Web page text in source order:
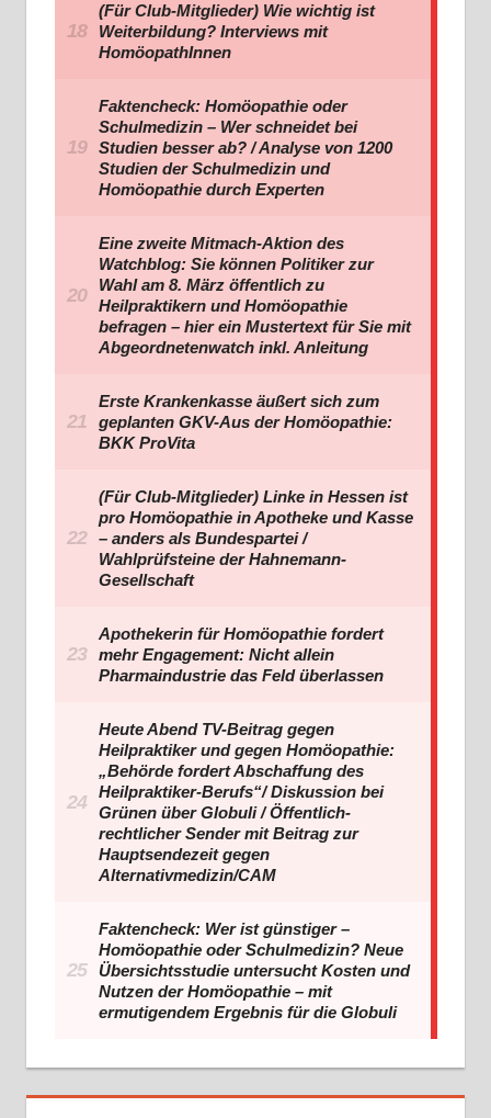
(Für Club-Mitglieder) Wie wichtig ist
Weiterbildung? Interviews mit
HomöopathInnen
Faktencheck: Homöopathie oder
Schulmedizin – Wer schneidet bei
Studien besser ab? / Analyse von 1200
Studien der Schulmedizin und
Homöopathie durch Experten
Eine zweite Mitmach-Aktion des
Watchblog: Sie können Politiker zur
Wahl am 8. März öffentlich zu
Heilpraktikern und Homöopathie
befragen – hier ein Mustertext für Sie mit
Abgeordnetenwatch inkl. Anleitung
Erste Krankenkasse äußert sich zum
geplanten GKV-Aus der Homöopathie:
BKK ProVita
(Für Club-Mitglieder) Linke in Hessen ist
pro Homöopathie in Apotheke und Kasse
– anders als Bundespartei /
Wahlprüfsteine der Hahnemann-
Gesellschaft
Apothekerin für Homöopathie fordert
mehr Engagement: Nicht allein
Pharmaindustrie das Feld überlassen
Heute Abend TV-Beitrag gegen
Heilpraktiker und gegen Homöopathie:
„Behörde fordert Abschaffung des
Heilpraktiker-Berufs“/ Diskussion bei
Grünen über Globuli / Öffentlich-
rechtlicher Sender mit Beitrag zur
Hauptsendezeit gegen
Alternativmedizin/CAM
Faktencheck: Wer ist günstiger –
Homöopathie oder Schulmedizin? Neue
Übersichtsstudie untersucht Kosten und
Nutzen der Homöopathie – mit
ermutigendem Ergebnis für die Globuli